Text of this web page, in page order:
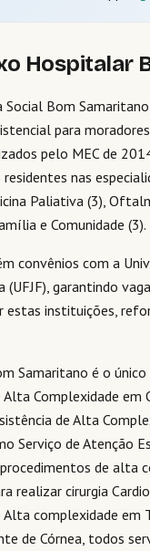
Hospitalar
Social Bom
para
pelo MEC de
nas
Paliativa (3),
e Comunidade (3).
convênios com a
(UFJF), garantindo
estas instituições,
Samaritano é o
Alta Complexidade em
de Alta
Serviço de Atenção
de alta
realizar cirurgia
Alta complexidade em
de Córnea, todos